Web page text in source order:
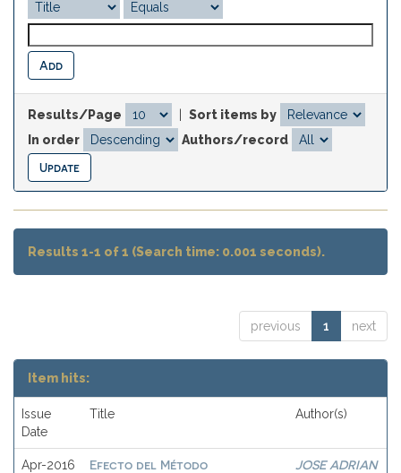
Results/Page
Sort items by
In order
Authors/record
Results 1-1 of 1 (Search time: 0.001 seconds).
previous 1 next
Item hits:
Issue
Date
Title Author(s)
Apr-2016
Efecto del Método
JOSE ADRIAN